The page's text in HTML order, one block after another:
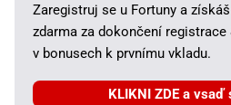
Zaregistruj se u Fortuny a
zdarma za dokončení registrace
v bonusech k prvnímu vkladu.
KLIKNI ZDE a vsaď